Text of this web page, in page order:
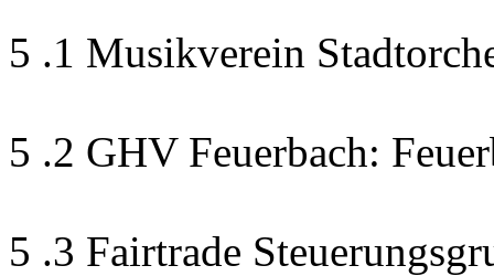
5 .1 Musikverein
5 .2 GHV Feuerbach:
5 .3 Fairtrade